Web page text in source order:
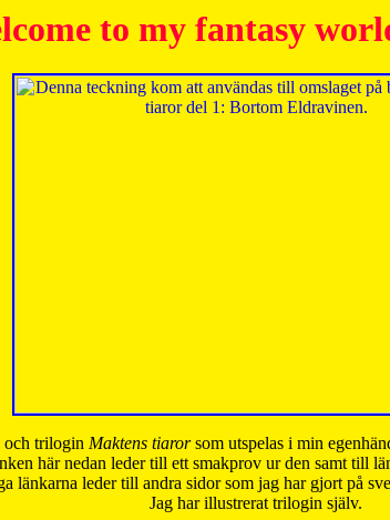
to my fantasy
och trilogin Maktens tiarorsom utspelas i min
här nedan leder till ett smakprov ur den samt till
länkarna leder till andra sidor som jag har gjort på
Jag har illustrerat trilogin själv.